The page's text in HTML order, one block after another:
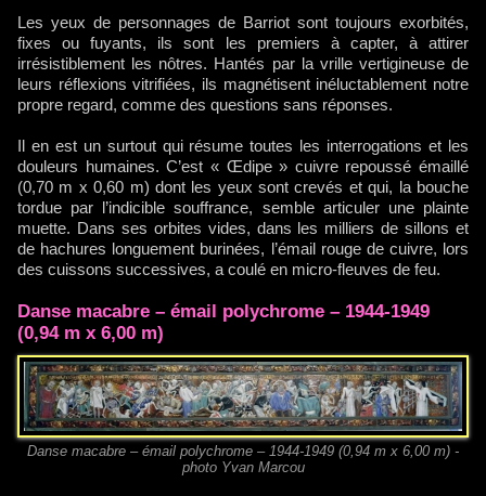
Les yeux de personnages de Barriot sont toujours exorbités,
fixes ou fuyants, ils sont les premiers à capter, à attirer
irrésistiblement les nôtres. Hantés par la vrille vertigineuse de
leurs réflexions vitrifiées, ils magnétisent inéluctablement notre
propre regard, comme des questions sans réponses.
Il en est un surtout qui résume toutes les interrogations et les
douleurs humaines. C’est « Œdipe » cuivre repoussé émaillé
(0,70 m x 0,60 m) dont les yeux sont crevés et qui, la bouche
tordue par l’indicible souffrance, semble articuler une plainte
muette. Dans ses orbites vides, dans les milliers de sillons et
de hachures longuement burinées, l’émail rouge de cuivre, lors
des cuissons successives, a coulé en micro-fleuves de feu.
Danse macabre – émail polychrome – 1944-1949
(0,94 m x 6,00 m)
Danse macabre – émail polychrome – 1944-1949 (0,94 m x 6,00 m) -
photo Yvan Marcou